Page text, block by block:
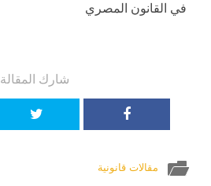
في القانون المصري
شارك المقالة
مقالات قانونية